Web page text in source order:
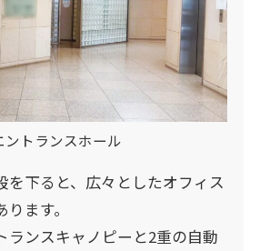
ントランスホール
を下ると、広々としたオフィス
ます。
ランスキャノピーと2重の自動